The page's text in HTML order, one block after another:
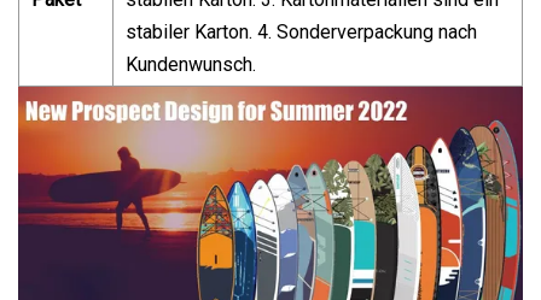
stabiler Karton. 4. Sonderverpackung nach
Kundenwunsch.